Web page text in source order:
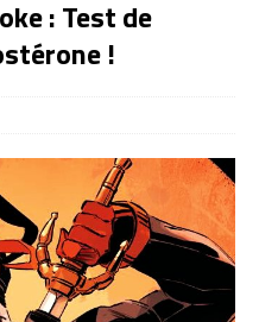
: Test de
!